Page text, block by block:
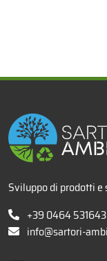
x
Sviluppo di prodotti e
+39 0464 531643
info@sartori-